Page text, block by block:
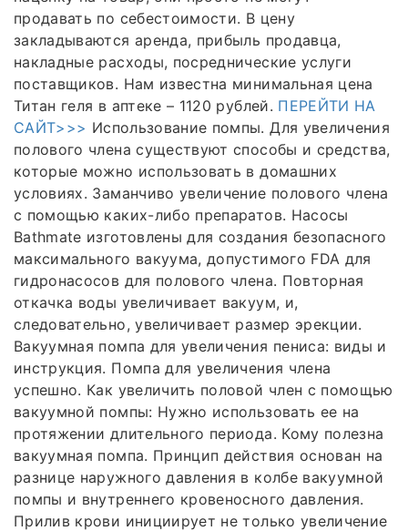
продавать по себестоимости. В цену
закладываются аренда, прибыль продавца,
накладные расходы, посреднические услуги
поставщиков. Нам известна минимальная цена
Титан геля в аптеке – 1120 рублей. ПЕРЕЙТИ НА
САЙТ>>> Использование помпы. Для увеличения
полового члена существуют способы и средства,
которые можно использовать в домашних
условиях. Заманчиво увеличение полового члена
с помощью каких-либо препаратов. Насосы
Bathmate изготовлены для создания безопасного
максимального вакуума, допустимого FDA для
гидронасосов для полового члена. Повторная
откачка воды увеличивает вакуум, и,
следовательно, увеличивает размер эрекции.
Вакуумная помпа для увеличения пениса: виды и
инструкция. Помпа для увеличения члена
успешно. Как увеличить половой член с помощью
вакуумной помпы: Нужно использовать ее на
протяжении длительного периода. Кому полезна
вакуумная помпа. Принцип действия основан на
разнице наружного давления в колбе вакуумной
помпы и внутреннего кровеносного давления.
Прилив крови инициирует не только увеличение